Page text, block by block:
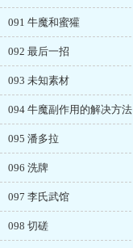
091 牛魔和蜜獾
092 最后一招
093 未知素材
094 牛魔副作用的解决方法
095 潘多拉
096 洗牌
097 李氏武馆
098 切磋